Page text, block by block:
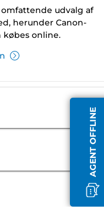
AGENT OFFLINE
udvalg af
herunder Canon-
online.